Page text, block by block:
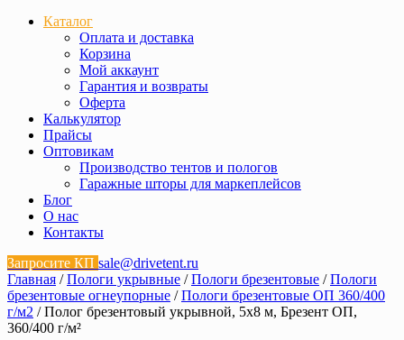
Каталог
Оплата и доставка
Корзина
Мой аккаунт
Гарантия и возвраты
Оферта
Калькулятор
Прайсы
Оптовикам
Производство тентов и пологов
Гаражные шторы для маркеплейсов
Блог
О нас
Контакты
Запросите КП sale@drivetent.ru
Главная /Пологи укрывные /Пологи брезентовые /Пологи
брезентовые огнеупорные /Пологи брезентовые ОП 360/400
г/м2 / Полог брезентовый укрывной, 5х8 м, Брезент ОП,
360/400 г/м²